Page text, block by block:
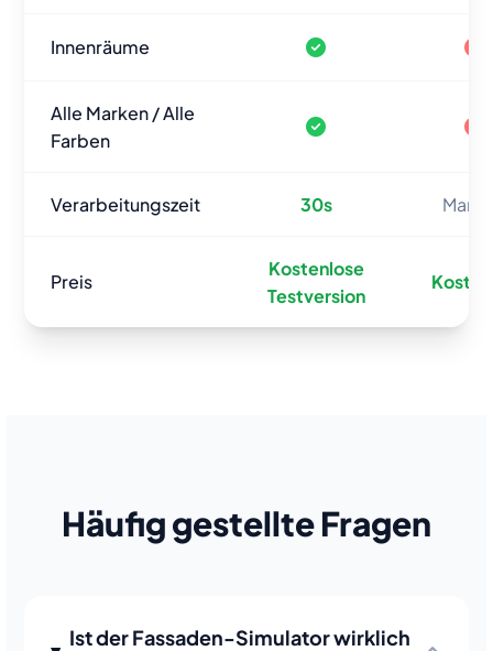
Innenräume
Alle Marken / Alle
Farben
Verarbeitungszeit 30s
Preis
Kostenlose
Testversion
Häufig gestellte Fragen
Ist der Fassaden-Simulator wirklich